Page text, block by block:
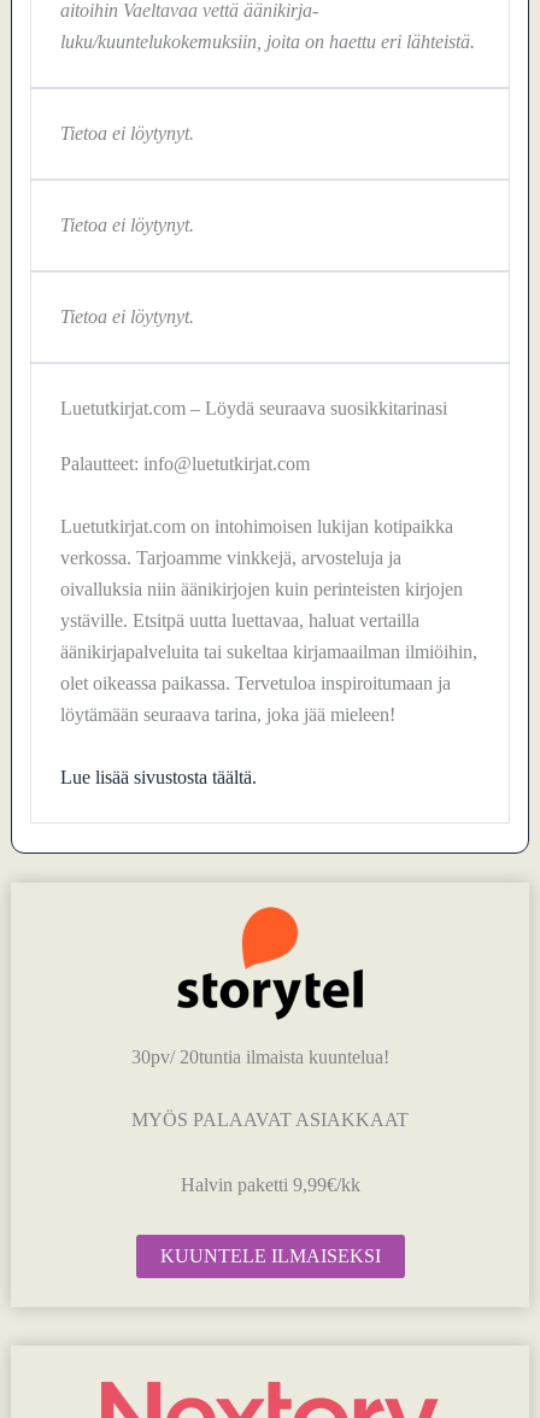
aitoihin Vaeltavaa vettä äänikirja-
luku/kuuntelukokemuksiin, joita on haettu eri lähteistä.
Tietoa ei löytynyt.
Tietoa ei löytynyt.
Tietoa ei löytynyt.
Luetutkirjat.com – Löydä seuraava suosikkitarinasi
Palautteet: info@luetutkirjat.com
Luetutkirjat.com on intohimoisen lukijan kotipaikka
verkossa. Tarjoamme vinkkejä, arvosteluja ja
oivalluksia niin äänikirjojen kuin perinteisten kirjojen
ystäville. Etsitpä uutta luettavaa, haluat vertailla
äänikirjapalveluita tai sukeltaa kirjamaailman ilmiöihin,
olet oikeassa paikassa. Tervetuloa inspiroitumaan ja
löytämään seuraava tarina, joka jää mieleen!
Lue lisää sivustosta täältä.
30pv/ 20tuntia ilmaista kuuntelua!
MYÖS PALAAVAT ASIAKKAAT
Halvin paketti 9,99€/kk
KUUNTELE ILMAISEKSI